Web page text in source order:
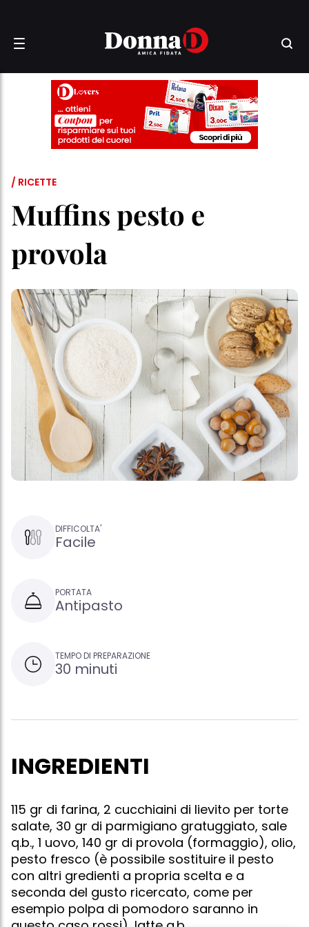
/ RICETTE
Muffins pesto e
provola
DIFFICOLTA'
Facile
PORTATA
Antipasto
TEMPO DI PREPARAZIONE
30 minuti
INGREDIENTI
115 gr di farina, 2 cucchiaini di lievito per torte
salate, 30 gr di parmigiano gratuggiato, sale
q.b., 1 uovo, 140 gr di provola (formaggio), olio,
pesto fresco (è possibile sostituire il pesto
con altri gredienti a propria scelta e a
seconda del gusto ricercato, come per
esempio polpa di pomodoro saranno in